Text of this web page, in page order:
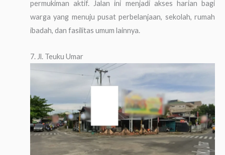
permukiman aktif. Jalan ini menjadi akses harian bagi
warga yang menuju pusat perbelanjaan, sekolah, rumah
ibadah, dan fasilitas umum lainnya.
7. Jl. Teuku Umar